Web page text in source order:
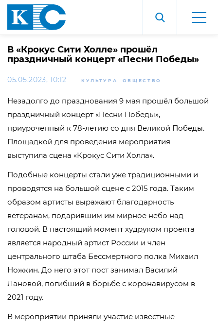
В «Крокус Сити Холле» прошёл
праздничный концерт «Песни Победы»
05.05.2023, 10:12 КУЛЬТУРА ОБЩЕСТВО
Незадолго до празднования 9 мая прошёл большой
праздничный концерт «Песни Победы»,
приуроченный к 78-летию со дня Великой Победы.
Площадкой для проведения мероприятия
выступила сцена «Крокус Сити Холла».
Подобные концерты стали уже традиционными и
проводятся на большой сцене с 2015 года. Таким
образом артисты выражают благодарность
ветеранам, подарившим им мирное небо над
головой. В настоящий момент худруком проекта
является народный артист России и член
центрального штаба Бессмертного полка Михаил
Ножкин. До него этот пост занимал Василий
Лановой, погибший в борьбе с коронавирусом в
2021 году.
В мероприятии приняли участие известные